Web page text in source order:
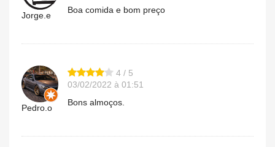
Jorge.e
Boa comida e bom preço
Pedro.o
4 / 5
03/02/2022 à 01:51
Bons almoços.